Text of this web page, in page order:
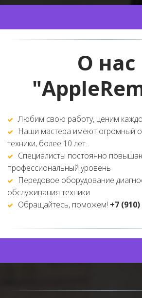
О нас
Любим свою работу, ценим
Наши мастера имеют огромный
техники, более 10 лет.
Специалисты постоянно
профессиональный уровень
Передовое оборудование
обслуживания техники
Обращайтесь, поможем! +7